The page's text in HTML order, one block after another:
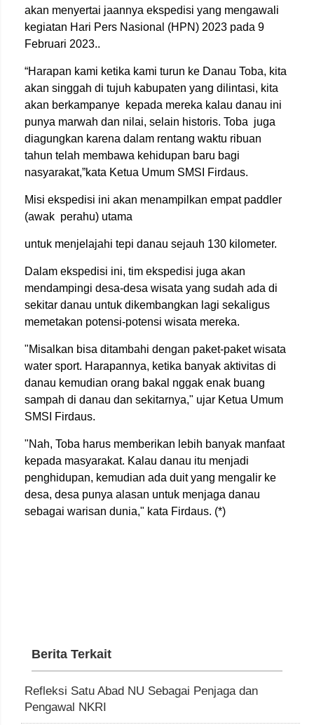
akan menyertai jaannya ekspedisi yang mengawali
kegiatan Hari Pers Nasional (HPN) 2023 pada 9
Februari 2023..
“Harapan kami ketika kami turun ke Danau Toba, kita
akan singgah di tujuh kabupaten yang dilintasi, kita
akan berkampanye kepada mereka kalau danau ini
punya marwah dan nilai, selain historis. Toba juga
diagungkan karena dalam rentang waktu ribuan
tahun telah membawa kehidupan baru bagi
nasyarakat,”kata Ketua Umum SMSI Firdaus.
Misi ekspedisi ini akan menampilkan empat paddler
(awak perahu) utama
untuk menjelajahi tepi danau sejauh 130 kilometer.
Dalam ekspedisi ini, tim ekspedisi juga akan
mendampingi desa-desa wisata yang sudah ada di
sekitar danau untuk dikembangkan lagi sekaligus
memetakan potensi-potensi wisata mereka.
"Misalkan bisa ditambahi dengan paket-paket wisata
water sport. Harapannya, ketika banyak aktivitas di
danau kemudian orang bakal nggak enak buang
sampah di danau dan sekitarnya," ujar Ketua Umum
SMSI Firdaus.
"Nah, Toba harus memberikan lebih banyak manfaat
kepada masyarakat. Kalau danau itu menjadi
penghidupan, kemudian ada duit yang mengalir ke
desa, desa punya alasan untuk menjaga danau
sebagai warisan dunia," kata Firdaus. (*)
Berita Terkait
Refleksi Satu Abad NU Sebagai Penjaga dan
Pengawal NKRI